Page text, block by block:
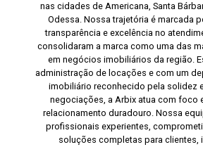
nas cidades de Americana, Santa
Odessa. Nossa trajetória é marcada
transparência e excelência no
consolidaram a marca como uma das
em negócios imobiliários da região.
administração de locações e com um
imobiliário reconhecido pela solidez
negociações, a Arbix atua com foco
relacionamento duradouro. Nossa
profissionais experientes,
soluções completas para clientes,